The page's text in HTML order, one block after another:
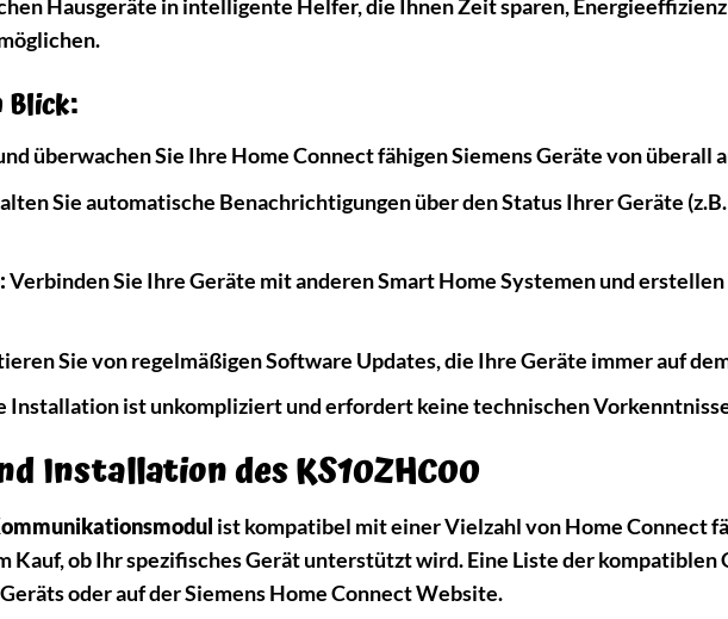
Hausgeräte in intelligente Helfer, die Ihnen Zeit sparen,
Blick:
überwachen Sie Ihre Home Connect fähigen Siemens Geräte von überall
Sie automatische Benachrichtigungen über den Status Ihrer Geräte
Verbinden Sie Ihre Geräte mit anderen Smart Home Systemen und
Sie von regelmäßigen Software Updates, die Ihre Geräte immer auf
Installation ist unkompliziert und erfordert keine technischen
Installation des KS10ZHC00
ist kompatibel mit einer Vielzahl von Home Connect
Kauf, ob Ihr spezifisches Gerät unterstützt wird. Eine Liste der kompatiblen
oder auf der Siemens Home Connect Website.